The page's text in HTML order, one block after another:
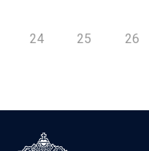
24 25 26